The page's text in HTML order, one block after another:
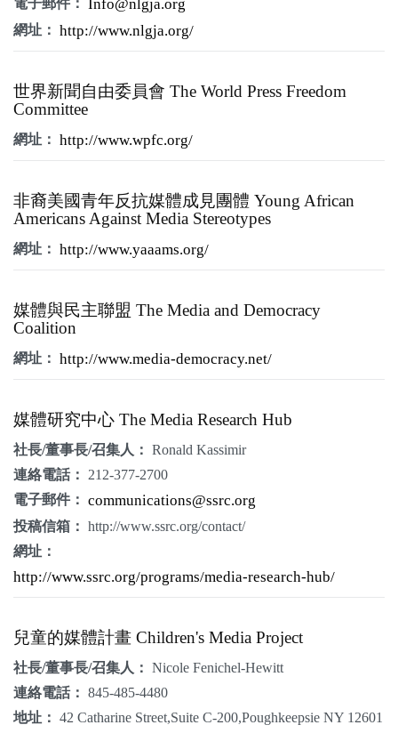
Info@nlgja.org
網址： http://www.nlgja.org/
世界新聞自由委員會 The World Press Freedom
Committee
網址： http://www.wpfc.org/
非裔美國青年反抗媒體成見團體 Young African
Americans Against Media Stereotypes
網址： http://www.yaaams.org/
媒體與民主聯盟 The Media and Democracy
Coalition
網址： http://www.media-democracy.net/
媒體研究中心 The Media Research Hub
社長/董事長/召集人： Ronald Kassimir
連絡電話： 212-377-2700
電子郵件： communications@ssrc.org
投稿信箱： http://www.ssrc.org/contact/
網址：
http://www.ssrc.org/programs/media-research-hub/
兒童的媒體計畫 Children's Media Project
社長/董事長/召集人： Nicole Fenichel-Hewitt
連絡電話： 845-485-4480
地址： 42 Catharine Street,Suite C-200,Poughkeepsie NY 12601